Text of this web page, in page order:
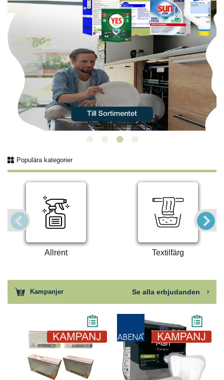
Populära kategorier
Allrent Textilfärg
Kampanjer Se alla erbjudanden